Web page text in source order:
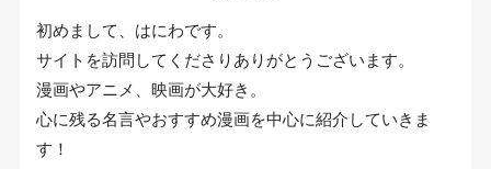
初めまして、はにわです。
サイトを訪問してくださりありがとうございます。
漫画やアニメ、映画が大好き。
心に残る名言やおすすめ漫画を中心に紹介していきま
す！